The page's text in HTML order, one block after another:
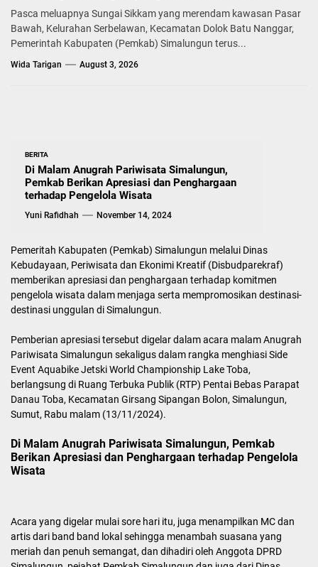
Pasca meluapnya Sungai Sikkam yang merendam kawasan Pasar
Bawah, Kelurahan Serbelawan, Kecamatan Dolok Batu Nanggar,
Pemerintah Kabupaten (Pemkab) Simalungun terus...
Wida Tarigan August 3, 2026
BERITA
Di Malam Anugrah Pariwisata Simalungun,
Pemkab Berikan Apresiasi dan Penghargaan
terhadap Pengelola Wisata
Yuni Rafidhah November 14, 2024
Pemeritah Kabupaten (Pemkab) Simalungun melalui Dinas
Kebudayaan, Periwisata dan Ekonimi Kreatif (Disbudparekraf)
memberikan apresiasi dan penghargaan terhadap komitmen
pengelola wisata dalam menjaga serta mempromosikan destinasi-
destinasi unggulan di Simalungun.
Pemberian apresiasi tersebut digelar dalam acara malam Anugrah
Pariwisata Simalungun sekaligus dalam rangka menghiasi Side
Event Aquabike Jetski World Championship Lake Toba,
berlangsung di Ruang Terbuka Publik (RTP) Pentai Bebas Parapat
Danau Toba, Kecamatan Girsang Sipangan Bolon, Simalungun,
Sumut, Rabu malam (13/11/2024).
Di Malam Anugrah Pariwisata Simalungun, Pemkab
Berikan Apresiasi dan Penghargaan terhadap Pengelola
Wisata